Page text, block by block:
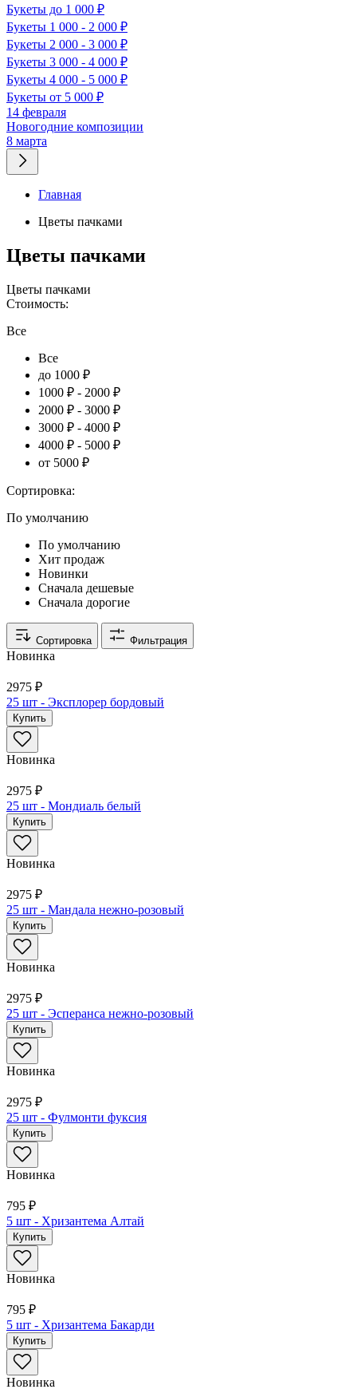
Букеты до 1 000 ₽
Букеты 1 000 - 2 000 ₽
Букеты 2 000 - 3 000 ₽
Букеты 3 000 - 4 000 ₽
Букеты 4 000 - 5 000 ₽
Букеты от 5 000 ₽
14 февраля
Новогодние композиции
8 марта
Главная
Цветы пачками
Цветы пачками
Цветы пачками
Стоимость:
Все
Все
до 1000 ₽
1000 ₽ - 2000 ₽
2000 ₽ - 3000 ₽
3000 ₽ - 4000 ₽
4000 ₽ - 5000 ₽
от 5000 ₽
Сортировка:
По умолчанию
По умолчанию
Хит продаж
Новинки
Сначала дешевые
Сначала дорогие
Сортировка Фильтрация
Новинка
2975 ₽
25 шт - Эксплорер бордовый
Купить
Новинка
2975 ₽
25 шт - Мондиаль белый
Купить
Новинка
2975 ₽
25 шт - Мандала нежно-розовый
Купить
Новинка
2975 ₽
25 шт - Эсперанса нежно-розовый
Купить
Новинка
2975 ₽
25 шт - Фулмонти фуксия
Купить
Новинка
795 ₽
5 шт - Хризантема Алтай
Купить
Новинка
795 ₽
5 шт - Хризантема Бакарди
Купить
Новинка